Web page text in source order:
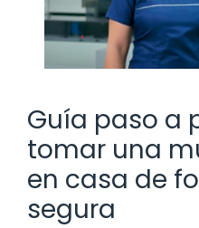
Guía paso a
tomar una
en casa de
segura